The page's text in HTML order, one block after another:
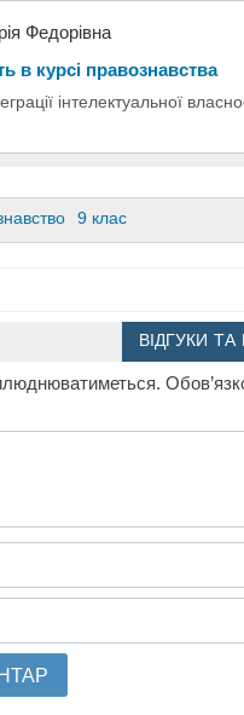
Федорівна
в курсі правознавства
інтелектуальної
9 клас
ВІДГУКИ ТА